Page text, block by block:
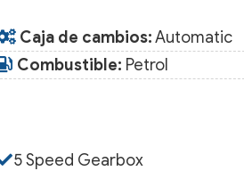
Caja de cambios:Automatic
Combustible: Petrol
5 Speed Gearbox